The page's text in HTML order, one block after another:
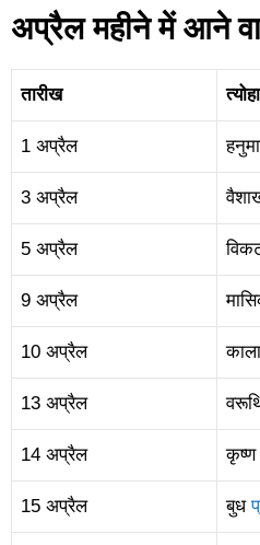
अप्रैल महीने में आने
तारीख
1 अप्रैल
3 अप्रैल
5 अप्रैल
9 अप्रैल
10 अप्रैल
13 अप्रैल
14 अप्रैल कृष्ण
15 अप्रैल बुध